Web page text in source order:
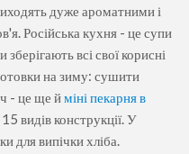
дуже ароматними і
Російська кухня - це супи
всі свої корисні
на зиму: сушити
- це ще йміні пекарня в
видів конструкції. У
для випічки хліба.